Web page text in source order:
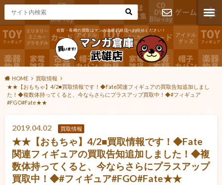
佐賀・長崎の買取はマンガ倉庫武雄店へお任せください！
お問い合わ
せ
HOME
買取情報
★★【おもちゃ】4/2■買取情報です！◆Fate関連フィギュアの買取告知追加しまし
た！◆複数体持ってくると、今ならさらにプラスアップ買取中！◆#フィギュア
#FGO#Fate★★
2019.04.02 買取情報
★★【おもちゃ】4/2■買取情報です！◆Fate
関連フィギュアの買取告知追加しました！◆複
数体持ってくると、今ならさらにプラスアップ
買取中！◆#フィギュア#FGO#Fate★★